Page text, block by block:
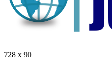
728 x 90